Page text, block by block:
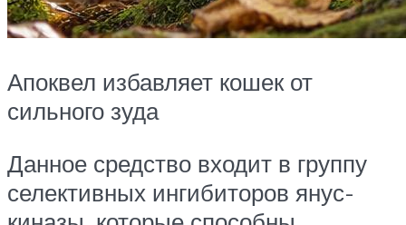
Апоквел избавляет кошек от
сильного зуда
Данное средство входит в группу
селективных ингибиторов янус-